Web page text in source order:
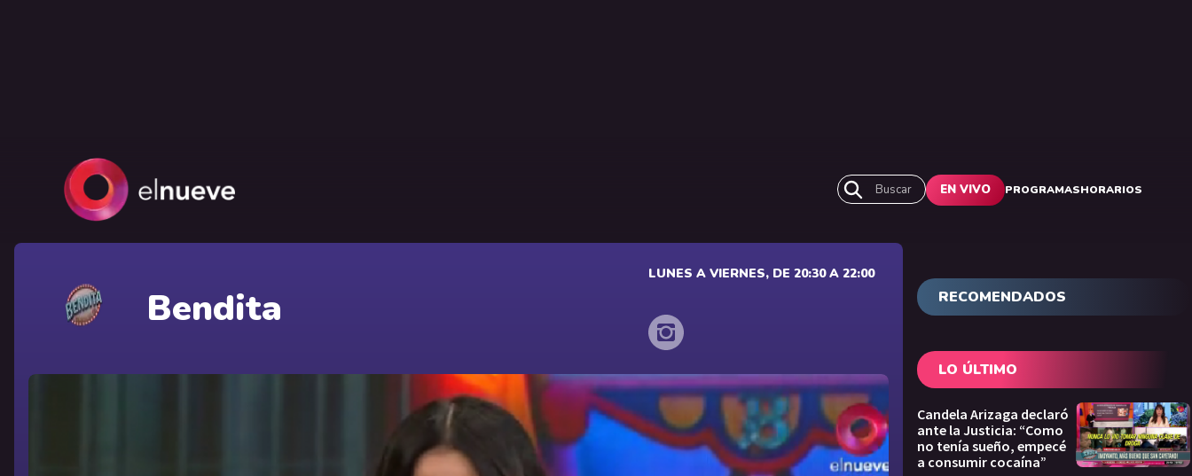
Buscar EN VIVO PROGRAMASHORARIOS
Bendita
LUNES A VIERNES, DE 20:30 A 22:00
RECOMENDADOS
LO ÚLTIMO
Candela Arizaga declaró
ante la Justicia: “Como
no tenía sueño, empecé
a consumir cocaína”